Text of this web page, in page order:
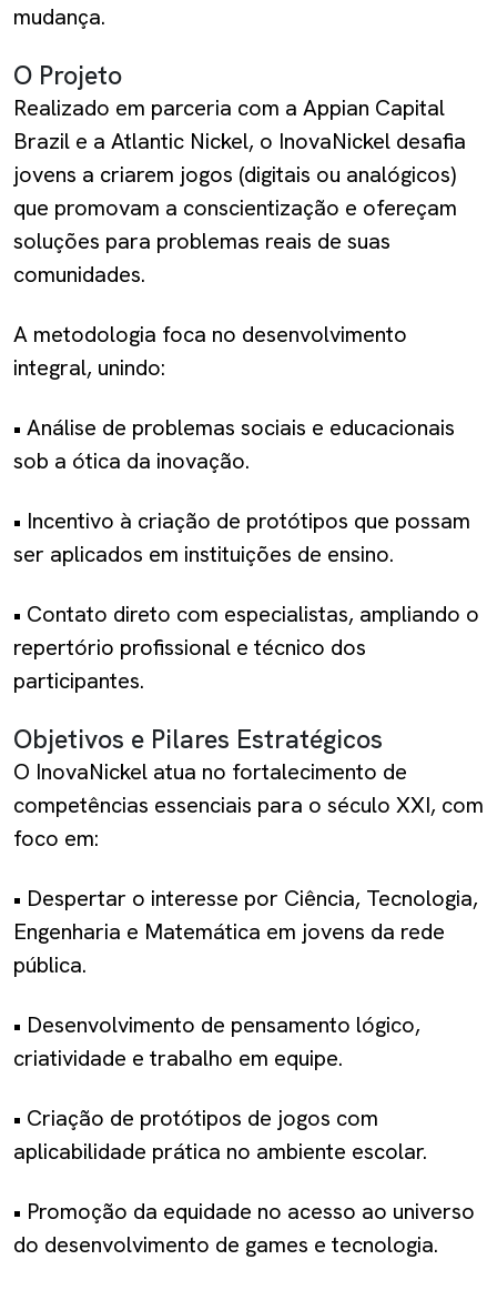
mudança.
O Projeto
Realizado em parceria com a Appian Capital
Brazil e a Atlantic Nickel, o InovaNickel desafia
jovens a criarem jogos (digitais ou analógicos)
que promovam a conscientização e ofereçam
soluções para problemas reais de suas
comunidades.
A metodologia foca no desenvolvimento
integral, unindo:
• Análise de problemas sociais e educacionais
sob a ótica da inovação.
• Incentivo à criação de protótipos que possam
ser aplicados em instituições de ensino.
• Contato direto com especialistas, ampliando o
repertório profissional e técnico dos
participantes.
Objetivos e Pilares Estratégicos
O InovaNickel atua no fortalecimento de
competências essenciais para o século XXI, com
foco em:
• Despertar o interesse por Ciência, Tecnologia,
Engenharia e Matemática em jovens da rede
pública.
• Desenvolvimento de pensamento lógico,
criatividade e trabalho em equipe.
• Criação de protótipos de jogos com
aplicabilidade prática no ambiente escolar.
• Promoção da equidade no acesso ao universo
do desenvolvimento de games e tecnologia.